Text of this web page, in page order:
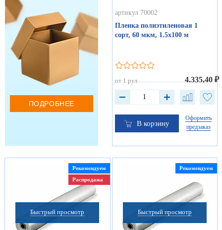
ПОДРОБНЕЕ
артикул 70002
Пленка полиэтиленовая 1
сорт, 60 мкм, 1.5х100 м
от 1 рул 4.335,40 ₽
В корзину
Оформить
предзаказ
Быстрый просмотр
Рекомендуем
Распродажа
Быстрый просмотр
Рекомендуем